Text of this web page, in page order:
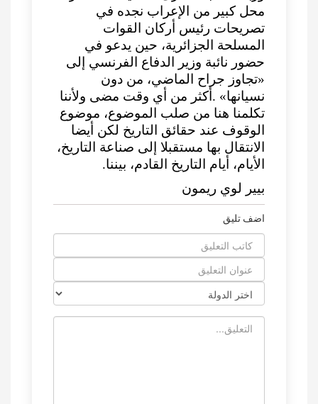
محل كبير من الإعراب نجده في
تصريحات رئيس أركان القوات
المسلحة الجزائرية، حين يدعو في
حضور نائبة وزير الدفاع الفرنسي إلى
«تجاوز جراح الماضي، من دون
نسيانها» .أكثر من أي وقت مضى ولأننا
تكلمنا هنا من صلب الموضوع، موضوع
الوقوف عند حقائق التاريخ لكن أيضا
الانتقال بها مستقبلا إلى صناعة التاريخ،
الأيام، أيام التاريخ القادم، بيننا.
بيير لوي ريمون
اضف تليق